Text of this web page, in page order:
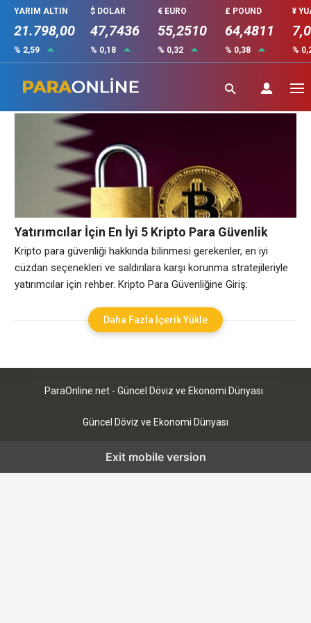
YARIM ALTIN
21.798,00
% 2,59
$ DOLAR
47,7436
% 0,18
€ EURO
55,2510
% 0,32
£ POUND
64,4811
% 0,38
¥
%
blockchain güvenliği
Yatırımcılar İçin En İyi 5 Kripto Para Güvenlik
Yöntemi
Kripto para güvenliği hakkında bilinmesi gerekenler, en iyi
cüzdan seçenekleri ve saldırılara karşı korunma stratejileriyle
yatırımcılar için rehber. Kripto Para Güvenliğine Giriş:
potansiyel sunmasına rağmen, yatırımcılar için bazı ciddi
güvenlik risklerini de beraberinde getiriyor. Yatırımcılar için
siber saldırılara ve
Daha Fazla İçerik Yükle
ParaOnline.net - Güncel Döviz ve Ekonomi Dünyası
Güncel Döviz ve Ekonomi Dünyası
Exit mobile version